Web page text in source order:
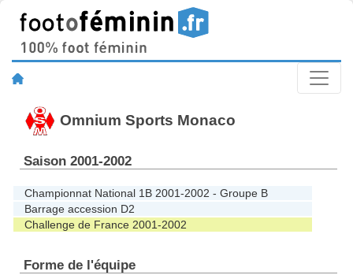
Omnium Sports Monaco
Saison 2001-2002
Championnat National 1B 2001-2002 - Groupe B
Barrage accession D2
Challenge de France 2001-2002
Forme de l'équipe